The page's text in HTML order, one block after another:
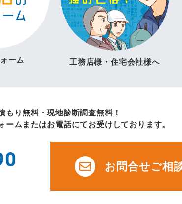
ーム 工務店様・住宅会社様へ
もり無料・現地診断調査無料！
ームまたはお電話にてお受けしております。
お問合せご相